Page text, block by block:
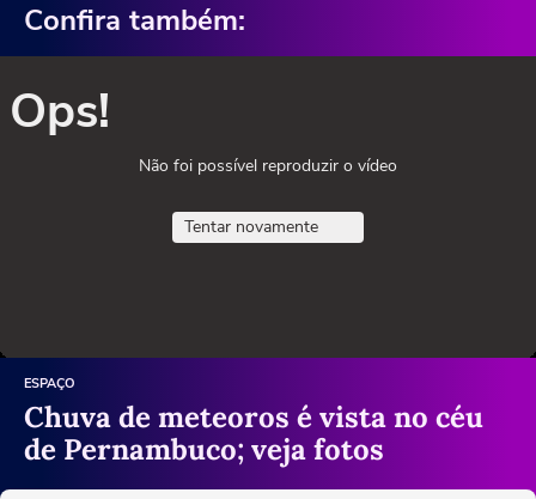
Confira também:
Ops!
Não foi possível reproduzir o vídeo
Tentar novamente
ESPAÇO
Chuva de meteoros é vista no céu
de Pernambuco; veja fotos